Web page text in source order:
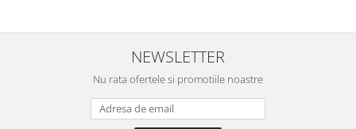
NEWSLETTER
Nu rata ofertele si promotiile noastre